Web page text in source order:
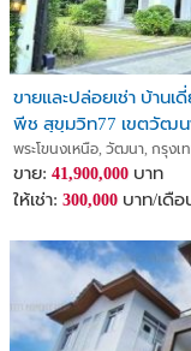
ขายและปล่อยเช่า บ้าน
พีช สุขุมวิท77 เขตวัฒน
พระโขนงเหนือ, วัฒนา, กรุงเ
ขาย: 41,900,000 บาท
ให้เช่า: 300,000 บาท/เดือ